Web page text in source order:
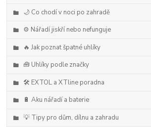
🌙 Co chodí v noci po zahradě
⚙️ Nářadí jiskří nebo nefunguje
🔥 Jak poznat špatné uhlíky
🧰 Uhlíky podle značky
🛠️ EXTOL a XTline poradna
🔋 Aku nářadí a baterie
💡 Tipy pro dům, dílnu a zahradu